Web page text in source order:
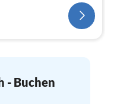
- Buchen